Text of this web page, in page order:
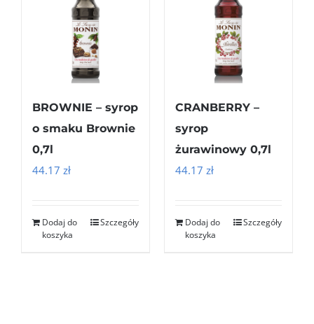
BROWNIE – syrop
o smaku Brownie
0,7l
44.17 zł
Dodaj do
koszyka
Szczegóły
CRANBERRY –
syrop
żurawinowy 0,7l
44.17 zł
Dodaj do
koszyka
Szczegóły